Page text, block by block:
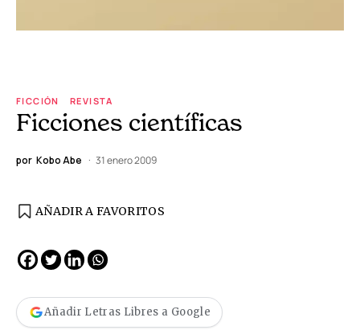
FICCIÓN REVISTA
Ficciones científicas
por Kobo Abe 31 enero 2009
AÑADIR A FAVORITOS
Añadir Letras Libres a Google